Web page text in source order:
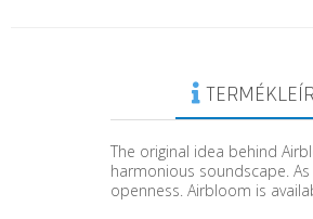
The original idea behind
harmonious soundscape.
openness. Airbloom is